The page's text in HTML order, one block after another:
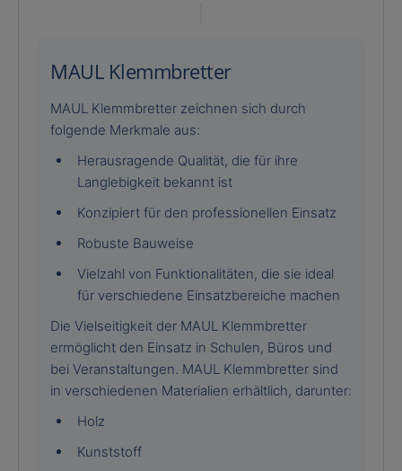
MAUL Klemmbretter
MAUL Klemmbretter zeichnen sich durch
folgende Merkmale aus:
Herausragende Qualität, die für ihre
Langlebigkeit bekannt ist
Konzipiert für den professionellen Einsatz
Robuste Bauweise
Vielzahl von Funktionalitäten, die sie ideal
für verschiedene Einsatzbereiche machen
Die Vielseitigkeit der MAUL Klemmbretter
ermöglicht den Einsatz in Schulen, Büros und
bei Veranstaltungen. MAUL Klemmbretter sind
in verschiedenen Materialien erhältlich, darunter:
Holz
Kunststoff